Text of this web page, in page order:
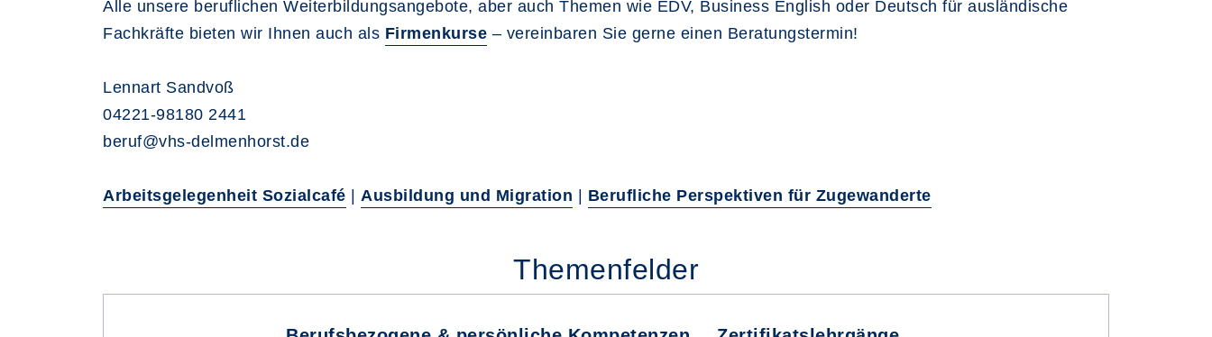
Alle unsere beruflichen Weiterbildungsangebote, aber auch Themen wie EDV, Business English oder Deutsch für ausländische
Fachkräfte bieten wir Ihnen auch als Firmenkurse – vereinbaren Sie gerne einen Beratungstermin!
Lennart Sandvoß
04221-98180 2441
beruf@vhs-delmenhorst.de
Arbeitsgelegenheit Sozialcafé Ausbildung und Migration Berufliche Perspektiven für Zugewanderte
Themenfelder